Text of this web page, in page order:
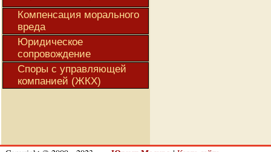
Компенсация морального
вреда
Юридическое
сопровождение
Споры с управляющей
компанией (ЖКХ)